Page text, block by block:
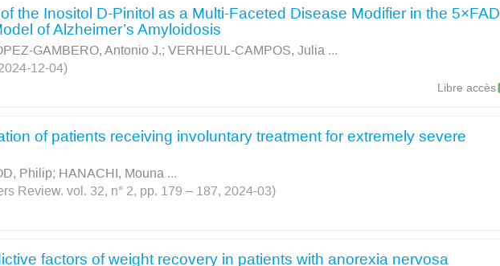
the Inositol D-Pinitol as a Multi-Faceted Disease Modifier in the 5×FAD
of Alzheimer’s Amyloidosis
GAMBERO, Antonio J.; VERHEUL-CAMPOS, Julia ...
12-04)
Libre accès
of patients receiving involuntary treatment for extremely severe
Philip; HANACHI, Mouna ...
Review. vol. 32, n° 2, pp. 179 – 187, 2024-03)
factors of weight recovery in patients with anorexia nervosa